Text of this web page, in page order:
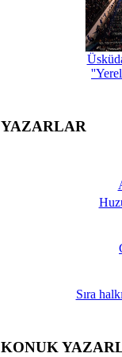
YAZARLAR
Sıra
KONUK